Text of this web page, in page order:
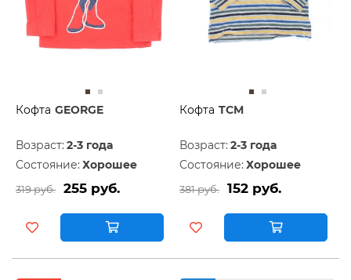
Кофта GEORGE
Возраст: 2-3 года
Состояние: Хорошее
319 руб. 255 руб.
Кофта TCM
Возраст: 2-3 года
Состояние: Хорошее
381 руб. 152 руб.